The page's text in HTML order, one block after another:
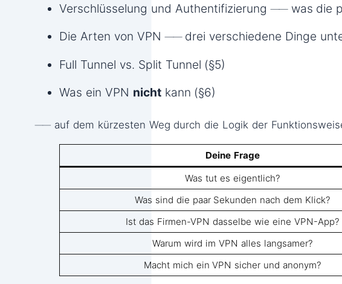
Verschlüsselung und Authentifizierung ── was die
Die Arten von VPN ── drei verschiedene Dinge
Full Tunnel vs. Split Tunnel (§5)
Was ein VPN nichtkann (§6)
── auf dem kürzesten Weg durch die Logik der
Deine Frage
Was tut es eigentlich?
Was sind die paar Sekunden nach dem Klick?
Ist das Firmen-VPN dasselbe wie eine VPN-App?
Warum wird im VPN alles langsamer?
Macht mich ein VPN sicher und anonym?